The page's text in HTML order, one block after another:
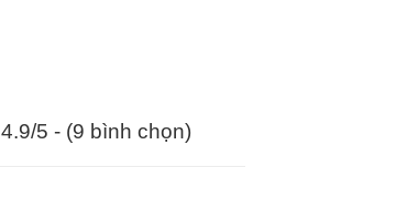
4.9/5 - (9 bình chọn)